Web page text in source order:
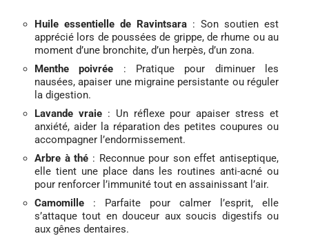
Huile essentielle de Ravintsara : Son soutien est
apprécié lors de poussées de grippe, de rhume ou au
moment d’une bronchite, d’un herpès, d’un zona.
Menthe poivrée : Pratique pour diminuer les
nausées, apaiser une migraine persistante ou réguler
la digestion.
Lavande vraie: Un réflexe pour apaiser stress et
anxiété, aider la réparation des petites coupures ou
accompagner l’endormissement.
Arbre à thé : Reconnue pour son effet antiseptique,
elle tient une place dans les routines anti-acné ou
pour renforcer l’immunité tout en assainissant l’air.
Camomille : Parfaite pour calmer l’esprit, elle
s’attaque tout en douceur aux soucis digestifs ou
aux gênes dentaires.